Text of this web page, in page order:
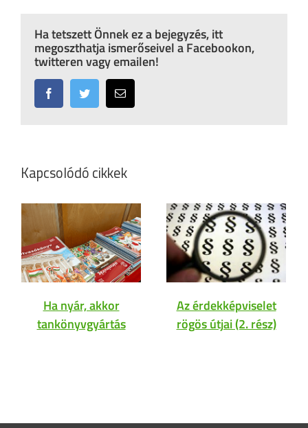
Ha tetszett Önnek ez a bejegyzés, itt
megoszthatja ismerőseivel a Facebookon,
twitteren vagy emailen!
FacebookTwitter Email:
Kapcsolódó cikkek
Ha nyár, akkor
tankönyvgyártás
Az érdekképviselet
rögös útjai (2. rész)